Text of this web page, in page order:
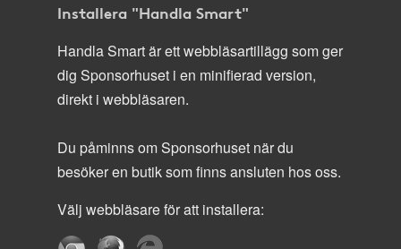
Installera "Handla Smart"
Handla Smart är ett webbläsartillägg som ger
dig Sponsorhuset i en minifierad version,
direkt i webbläsaren.
Du påminns om Sponsorhuset när du
besöker en butik som finns ansluten hos oss.
Välj webbläsare för att installera: